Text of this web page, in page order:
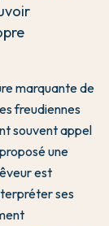
marquante de
freudiennes
souvent appel
une
est
ses